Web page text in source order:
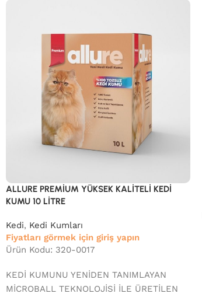
ALLURE PREMİUM YÜKSEK KALİTELİ KEDİ
KUMU 10 LİTRE
Kedi, Kedi Kumları
Fiyatları görmek için giriş yapın
Ürün Kodu: 320-0017
KEDİ KUMUNU YENİDEN TANIMLAYAN
MİCROBALL TEKNOLOJİSİ İLE ÜRETİLEN